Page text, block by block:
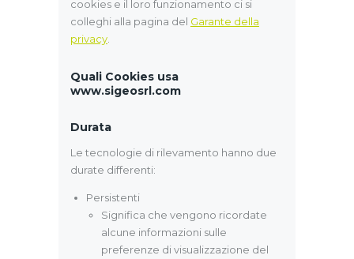
cookies e il loro funzionamento ci si
colleghi alla pagina del Garante della
privacy
Quali Cookies usa
www.sigeosrl.com
Durata
Le tecnologie di rilevamento hanno due
durate differenti:
Persistenti
Significa che vengono ricordate
alcune informazioni sulle
preferenze di visualizzazione del